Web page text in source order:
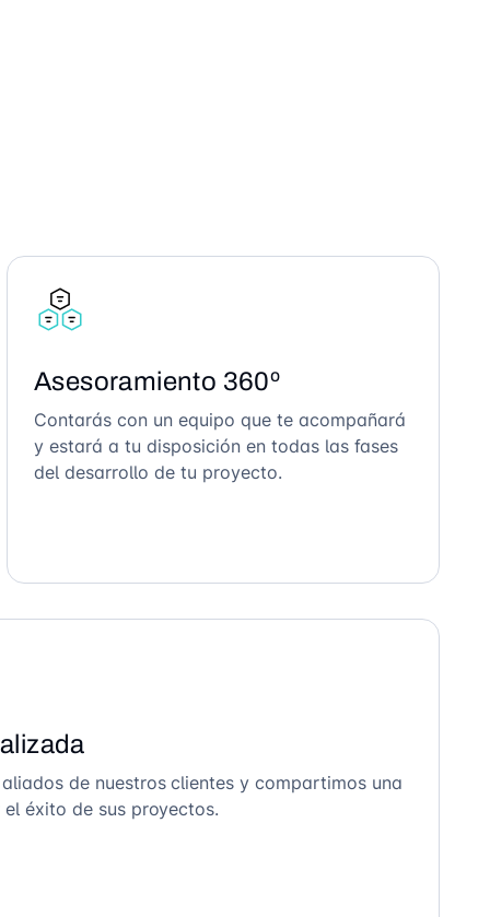
Asesoramiento 360º
Contarás con un equipo que te acompañará
y estará a tu disposición en todas las fases
del desarrollo de tu proyecto.
de nuestros clientes y compartimos una
éxito de sus proyectos.